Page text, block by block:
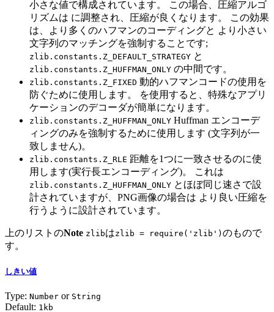
小さな値で構成されています。 この場合、圧縮アルゴ
リズムは に調整され、圧縮が良くなります。 この効果
は、より多くのハフマンのコーディングと より小さい
文字列のマッチングを強制することです;
zlib.constants.Z_DEFAULT_STRATEGY と
zlib.constants.Z_HUFFMAN_ONLY の中間です。
zlib.constants.Z_FIXED 動的ハフマンコードの使用を
防ぐために使用します。 を使用すると、特殊なアプリ
ケーションのデコーダが簡単になります。
zlib.constants.Z_HUFFMAN_ONLY Huffman エンコーデ
ィングのみを強制するために使用します (文字列が一
致しません)。
zlib.constants.Z_RLE 距離を1つに一致させるのに使
用します(実行長エンコーディング)。 これは
zlib.constants.Z_HUFFMAN_ONLY とほぼ同じ速さで設
計されていますが、PNG画像の場合は より良い圧縮を
行うように設計されています。
上のリストのNote zlibはzlib = require('zlib') のもので
す。
しきい値
Type: Number or String
Default: 1kb